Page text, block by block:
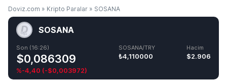
Doviz.com » Kripto Paralar » SOSANA
SOSANA
Son (16:26)
$0,086309
%-4,40 (-$0,003972)
SOSANA/TRY
₺4,110000
Hacim
$2.906